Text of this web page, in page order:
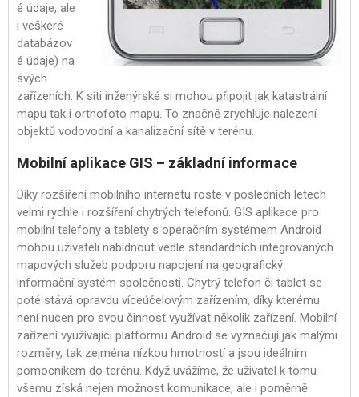
é údaje, ale
i veškeré
databázov
é údaje) na
svých
zařízeních. K síti inženýrské si mohou připojit jak katastrální
mapu tak i orthofoto mapu. To značně zrychluje nalezení
objektů vodovodní a kanalizační sítě v terénu.
Mobilní aplikace GIS – základní informace
Díky rozšíření mobilního internetu roste v posledních letech
velmi rychle i rozšíření chytrých telefonů. GIS aplikace pro
mobilní telefony a tablety s operačním systémem Android
mohou uživateli nabídnout vedle standardních integrovaných
mapových služeb podporu napojení na geografický
informační systém společnosti. Chytrý telefon či tablet se
poté stává opravdu víceúčelovým zařízením, díky kterému
není nucen pro svou činnost využívat několik zařízení. Mobilní
zařízení využívající platformu Android se vyznačují jak malými
rozměry, tak zejména nízkou hmotností a jsou ideálním
pomocníkem do terénu. Když uvážíme, že uživatel k tomu
všemu získá nejen možnost komunikace, ale i poměrně